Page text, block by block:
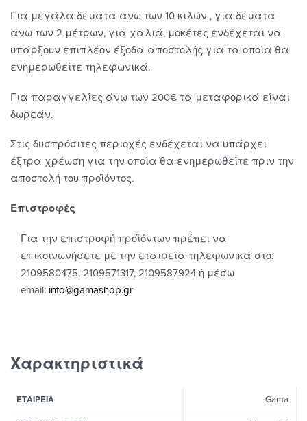
Για μεγάλα δέματα άνω των 10 κιλών , για δέματα
άνω των 2 μέτρων, για χαλιά, μοκέτες ενδέχεται να
υπάρξουν επιπλέον έξοδα αποστολής για τα οποία θα
ενημερωθείτε τηλεφωνικά.
Για παραγγελίες άνω των 200€ τα μεταφορικά είναι
δωρεάν.
Στις δυσπρόσιτες περιοχές ενδέχεται να υπάρχει
έξτρα χρέωση για την οποία θα ενημερωθείτε πριν την
αποστολή του προϊόντος.
Επιστροφές
Για την επιστροφή προϊόντων πρέπει να
επικοινωνήσετε με την εταιρεία τηλεφωνικά στο:
2109580475, 2109571317, 2109587924 ή μέσω
email: info@gamashop.gr
Χαρακτηριστικά
ΕΤΑΙΡΕΊΑ Gama